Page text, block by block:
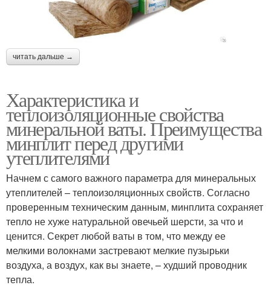
читать дальше →
Характеристика и
теплоизоляционные свойства
минеральной ваты. Преимущества
минплит перед другими
утеплителями
Начнем с самого важного параметра для минеральных
утеплителей – теплоизоляционных свойств. Согласно
проверенным техническим данным, минплита сохраняет
тепло не хуже натуральной овечьей шерсти, за что и
ценится. Секрет любой ваты в том, что между ее
мелкими волокнами застревают мелкие пузырьки
воздуха, а воздух, как вы знаете, – худший проводник
тепла.